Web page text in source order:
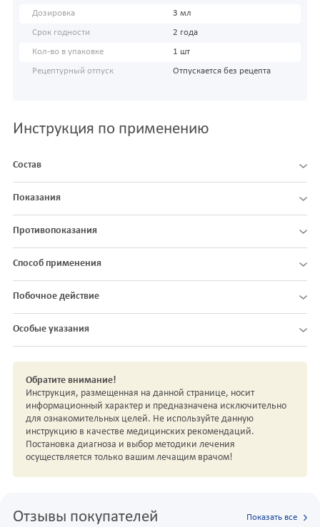
Дозировка 3 мл
Срок годности 2 года
Кол-во в упаковке 1 шт
Рецептурный отпуск Отпускается без рецепта
Инструкция по применению
Состав
Показания
Противопоказания
Способ применения
Побочное действие
Особые указания
Обратите внимание!
Инструкция, размещенная на данной странице, носит
информационный характер и предназначена исключительно
для ознакомительных целей. Не используйте данную
инструкцию в качестве медицинских рекомендаций.
Постановка диагноза и выбор методики лечения
осуществляется только вашим лечащим врачом!
Отзывы покупателей Показать все